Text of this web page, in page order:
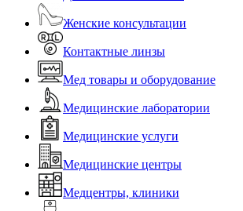
Женские консультации
Контактные линзы
Мед товары и оборудование
Медицинские лаборатории
Медицинские услуги
Медицинские центры
Медцентры, клиники